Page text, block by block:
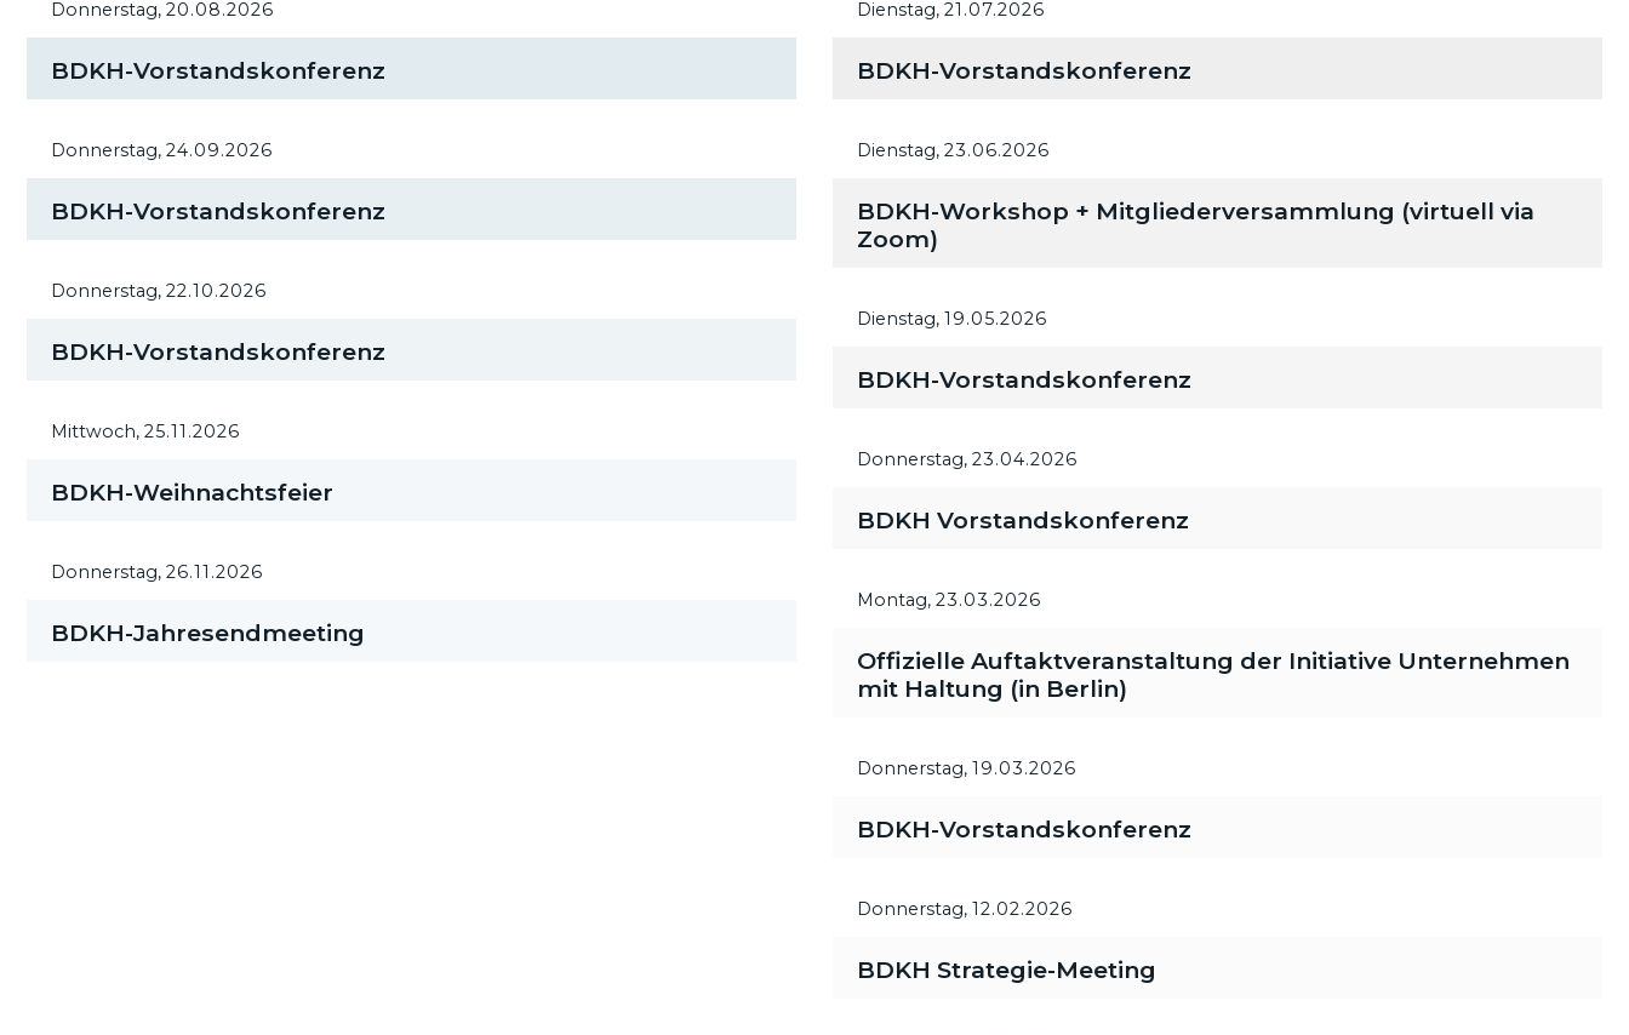
Donnerstag, 20.08.2026
BDKH-Vorstandskonferenz
Donnerstag, 24.09.2026
BDKH-Vorstandskonferenz
Donnerstag, 22.10.2026
BDKH-Vorstandskonferenz
Mittwoch, 25.11.2026
BDKH-Weihnachtsfeier
Donnerstag, 26.11.2026
BDKH-Jahresendmeeting
Dienstag, 21.07.2026
BDKH-Vorstandskonferenz
Dienstag, 23.06.2026
BDKH-Workshop + Mitgliederversammlung (virtuell via
Zoom)
Dienstag, 19.05.2026
BDKH-Vorstandskonferenz
Donnerstag, 23.04.2026
BDKH Vorstandskonferenz
Montag, 23.03.2026
Offizielle Auftaktveranstaltung der Initiative Unternehmen
mit Haltung (in Berlin)
Donnerstag, 19.03.2026
BDKH-Vorstandskonferenz
Donnerstag, 12.02.2026
BDKH Strategie-Meeting